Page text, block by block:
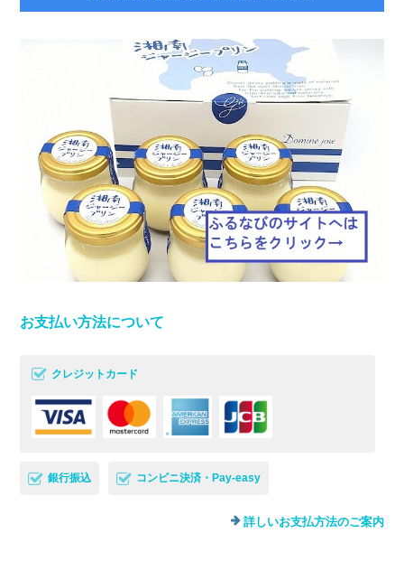
お支払い方法について
クレジットカード
銀行振込 コンビニ決済・Pay-easy
詳しいお支払方法のご案内